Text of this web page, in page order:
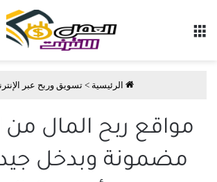
الرئيسية > تسويق وربح عبر
مواقع ربح المال من
مضمونة وبدخل